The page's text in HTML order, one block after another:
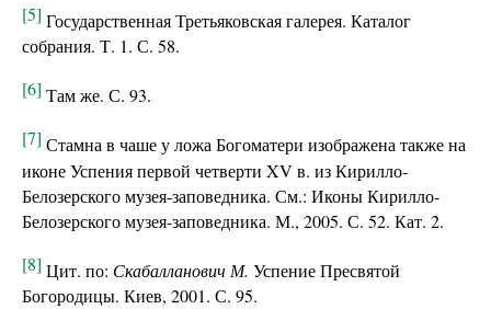
[5] Государственная Третьяковская галерея. Каталог
собрания. Т. 1. С. 58.
[6] Там же. С. 93.
[7] Стамна в чаше у ложа Богоматери изображена также на
иконе Успения первой четверти XV в. из Кирилло-
Белозерского музея-заповедника. См.: Иконы Кирилло-
Белозерского музея-заповедника. М., 2005. С. 52. Кат. 2.
[8] Цит. по: Скабалланович М. Успение Пресвятой
Богородицы. Киев, 2001. С. 95.